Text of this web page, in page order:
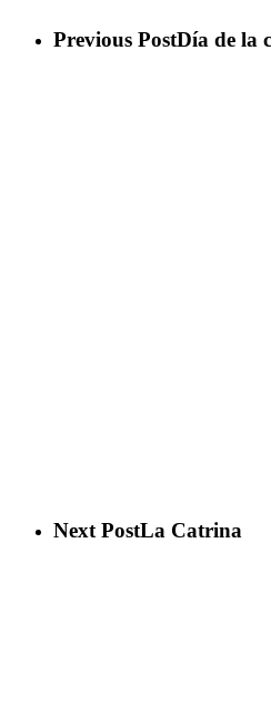
Previous PostDía de la
Next PostLa Catrina